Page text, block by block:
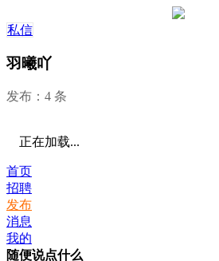
私信
羽曦吖
发布：4 条
正在加载...
首页
招聘
发布
消息
我的
随便说点什么